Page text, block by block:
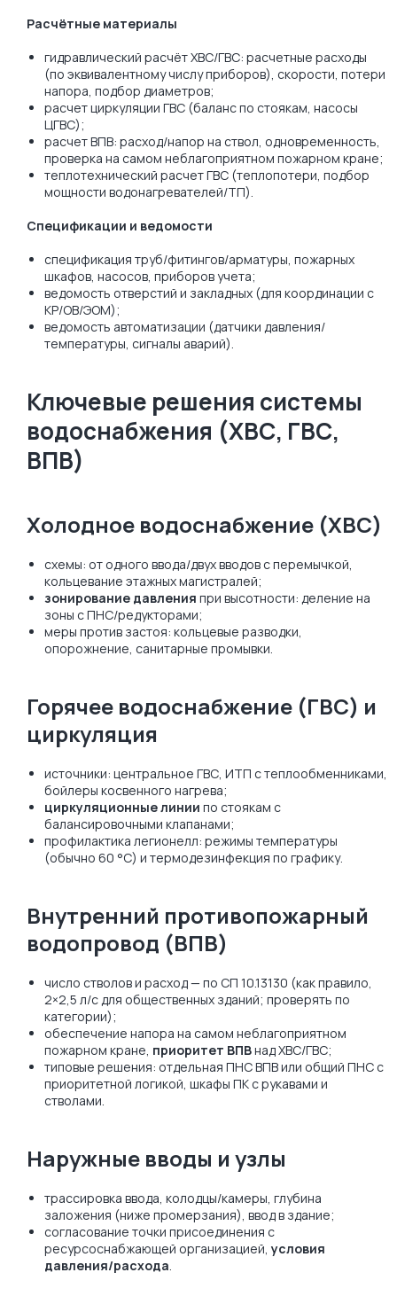
Расчётные материалы
гидравлический расчёт ХВС/ГВС: расчетные расходы
(по эквивалентному числу приборов), скорости, потери
напора, подбор диаметров;
расчет циркуляции ГВС (баланс по стоякам, насосы
ЦГВС);
расчет ВПВ: расход/напор на ствол, одновременность,
проверка на самом неблагоприятном пожарном кране;
теплотехнический расчет ГВС (теплопотери, подбор
мощности водонагревателей/ТП).
Спецификации и ведомости
спецификация труб/фитингов/арматуры, пожарных
шкафов, насосов, приборов учета;
ведомость отверстий и закладных (для координации с
КР/ОВ/ЭОМ);
ведомость автоматизации (датчики давления/
температуры, сигналы аварий).
Ключевые решения системы
водоснабжения (ХВС, ГВС,
ВПВ)
Холодное водоснабжение (ХВС)
схемы: от одного ввода/двух вводов с перемычкой,
кольцевание этажных магистралей;
зонирование давления при высотности: деление на
зоны с ПНС/редукторами;
меры против застоя: кольцевые разводки,
опорожнение, санитарные промывки.
Горячее водоснабжение (ГВС) и
циркуляция
источники: центральное ГВС, ИТП с теплообменниками,
бойлеры косвенного нагрева;
циркуляционные линии по стоякам с
балансировочными клапанами;
профилактика легионелл: режимы температуры
(обычно 60 °C) и термодезинфекция по графику.
Внутренний противопожарный
водопровод (ВПВ)
число стволов и расход — по СП 10.13130 (как правило,
2×2,5 л/с для общественных зданий; проверять по
категории);
обеспечение напора на самом неблагоприятном
пожарном кране, приоритет ВПВнад ХВС/ГВС;
типовые решения: отдельная ПНС ВПВ или общий ПНС с
приоритетной логикой, шкафы ПК с рукавами и
стволами.
Наружные вводы и узлы
трассировка ввода, колодцы/камеры, глубина
заложения (ниже промерзания), ввод в здание;
согласование точки присоединения с
ресурсоснабжающей организацией, условия
давления/расхода.